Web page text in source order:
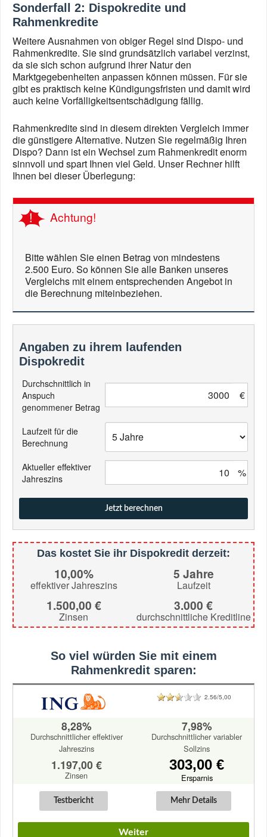
Sonderfall 2: Dispokredite und
Rahmenkredite
Weitere Ausnahmen von obiger Regel sind Dispo- und
Rahmenkredite. Sie sind grundsätzlich variabel verzinst,
da sie sich schon aufgrund ihrer Natur den
Marktgegebenheiten anpassen können müssen. Für sie
gibt es praktisch keine Kündigungsfristen und damit wird
auch keine Vorfälligkeitsentschädigung fällig.
Rahmenkredite sind in diesem direkten Vergleich immer
die günstigere Alternative. Nutzen Sie regelmäßig Ihren
Dispo? Dann ist ein Wechsel zum Rahmenkredit enorm
sinnvoll und spart Ihnen viel Geld. Unser Rechner hilft
Ihnen bei dieser Überlegung:
Achtung!
Bitte wählen Sie einen Betrag von mindestens
2.500 Euro. So können Sie alle Banken unseres
Vergleichs mit einem entsprechenden Angebot in
die Berechnung miteinbeziehen.
Angaben zu ihrem laufenden
Dispokredit
Durchschnittlich in
Anspuch
genommener Betrag
€
Laufzeit für die
Berechnung
Aktueller effektiver
Jahreszins
%
Jetzt berechnen
Das kostet Sie ihr Dispokredit derzeit:
10,00%
effektiver Jahreszins
5 Jahre
Laufzeit
1.500,00 €
Zinsen
3.000 €
durchschnittliche Kreditline
So viel würden Sie mit einem
Rahmenkredit sparen:
2.56/5,00
8,28%
Durchschnittlicher effektiver
Jahreszins
7,98%
Durchschnittlicher variabler
Sollzins
1.197,00 €
Zinsen
303,00 €
Ersparnis
Testbericht Mehr Details
Weiter